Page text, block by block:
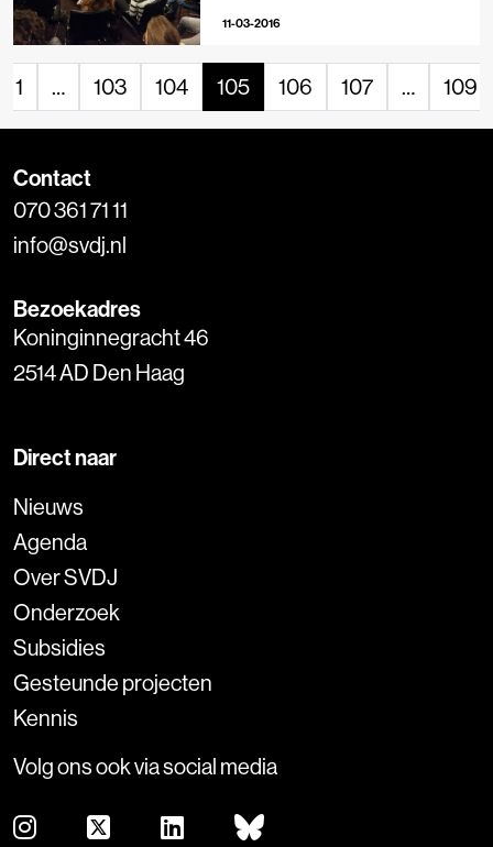
11-03-2016
1 … 103 104 105 106 107 … 109
Contact
070 361 71 11
info@svdj.nl
Bezoekadres
Koninginnegracht 46
2514 AD Den Haag
Direct naar
Nieuws
Agenda
Over SVDJ
Onderzoek
Subsidies
Gesteunde projecten
Kennis
Volg ons ook via social media